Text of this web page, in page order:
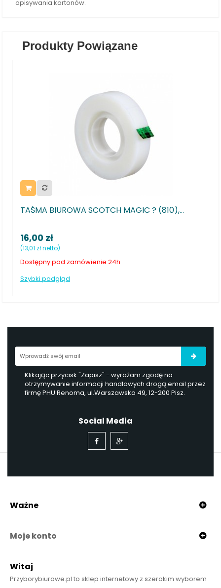
opisywania kartonów.
Produkty Powiązane
SCOTCH MAGIC ? (810),...
24h
Taśma pakowa
Klikając przycisk "Zapisz" - wyrażam zgodę na
otrzymywanie informacji handlowych drogą email przez
firmę PHU Renoma, ul.Warszawska 49, 12-200 Pisz.
Social Media
Ważne
Moje konto
Witaj
Przyborybiurowe.pl to sklep internetowy z szerokim wyborem